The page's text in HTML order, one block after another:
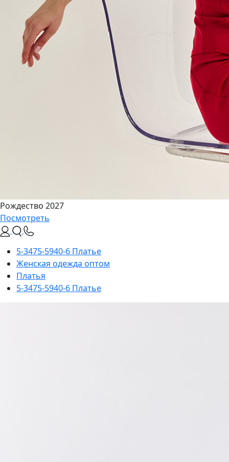
Рождество 2027
Посмотреть
5-3475-5940-6 Платье
Женская одежда оптом
Платья
5-3475-5940-6 Платье